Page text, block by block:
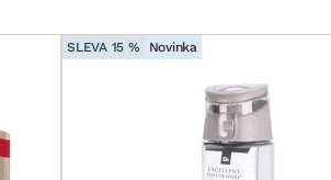
SLEVA 15 % Novinka